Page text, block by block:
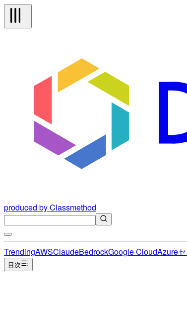
produced by Classmethod
TrendingAWSClaudeBedrockGoogle CloudAzure
目次